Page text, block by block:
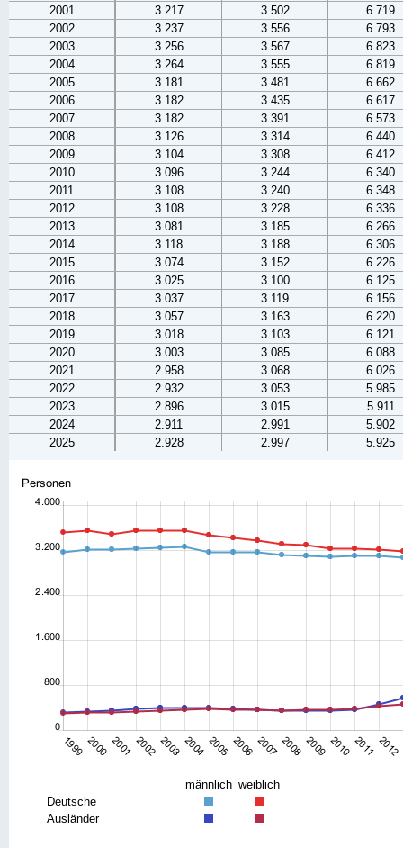
2001
3.217 3.502
6.719
2002
3.237 3.556
6.793
2003
3.256 3.567
6.823
2004
3.264 3.555
6.819
2005
3.181 3.481
6.662
2006
3.182 3.435
6.617
2007
3.182 3.391
6.573
2008
3.126 3.314
6.440
2009
3.104 3.308
6.412
2010
3.096 3.244
6.340
2011
3.108 3.240
6.348
2012
3.108 3.228
6.336
2013
3.081 3.185
6.266
2014
3.118 3.188
6.306
2015
3.074 3.152
6.226
2016
3.025 3.100
6.125
2017
3.037 3.119
6.156
2018
3.057 3.163
6.220
2019
3.018 3.103
6.121
2020
3.003 3.085
6.088
2021
2.958 3.068
6.026
2022
2.932 3.053
5.985
2023
2.896 3.015
5.911
2024
2.911 2.991
5.902
2025
2.928 2.997 5.925
männlich weiblich
Deutsche
Ausländer